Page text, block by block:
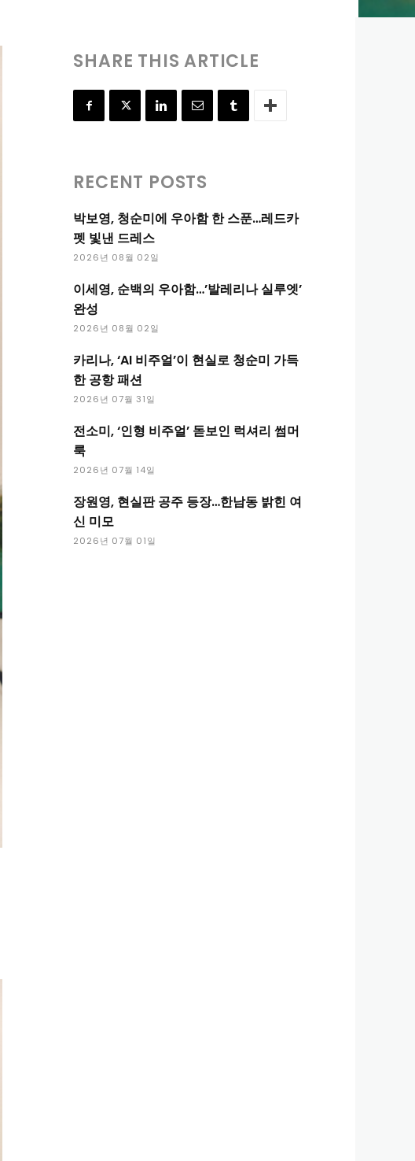
SHARE THIS ARTICLE
RECENT POSTS
박보영, 청순미에 우아함 한 스푼…레드카
펫 빛낸 드레스
2026년 08월 02일
이세영, 순백의 우아함…’발레리나 실루엣’
완성
2026년 08월 02일
카리나, ‘AI 비주얼’이 현실로 청순미 가득
한 공항 패션
2026년 07월 31일
전소미, ‘인형 비주얼’ 돋보인 럭셔리 썸머
룩
2026년 07월 14일
장원영, 현실판 공주 등장…한남동 밝힌 여
신 미모
2026년 07월 01일